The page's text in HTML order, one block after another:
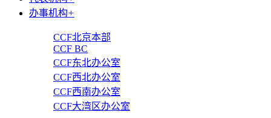
办事机构+
CCF北京本部
CCF BC
CCF东北办公室
CCF西北办公室
CCF西南办公室
CCF大湾区办公室